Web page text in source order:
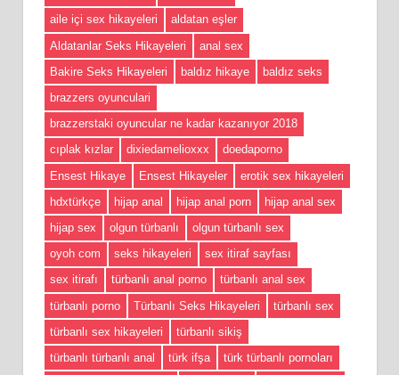
aile içi sex hikayeleri
aldatan eşler
Aldatanlar Seks Hikayeleri
anal sex
Bakire Seks Hikayeleri
baldız hikaye
baldız seks
brazzers oyunculari
brazzerstaki oyuncular ne kadar kazanıyor 2018
cıplak kızlar
dixiedamelioxxx
doedaporno
Ensest Hikaye
Ensest Hikayeler
erotik sex hikayeleri
hdxtürkçe
hijap anal hijap anal porn
hijap anal sex
hijap sex
olgun türbanlı
olgun türbanlı sex
oyoh com
seks hikayeleri
sex itiraf sayfası
sex itirafı
türbanlı anal porno
türbanlı anal sex
türbanlı porno
Türbanlı Seks Hikayeleri
türbanlı sex
türbanlı sex hikayeleri
türbanlı sikiş
türbanlı türbanlı anal
türk ifşa türk türbanlı pornoları